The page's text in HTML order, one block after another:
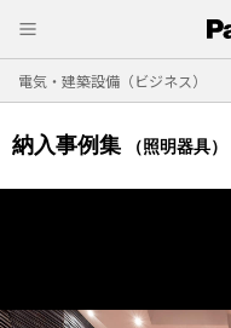
電気・建築設備（ビジネス）
納入事例集 （照明器具）